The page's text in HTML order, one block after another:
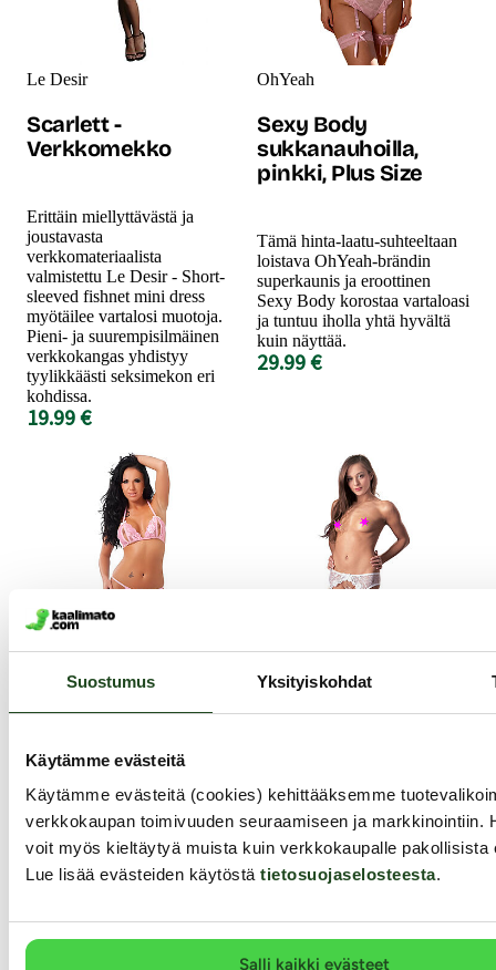
Suostumus Yksityiskohdat
Käytämme evästeitä
Käytämme evästeitä (cookies) kehittääksemme
verkkokaupan toimivuuden seuraamiseen ja markkinointiin.
voit myös kieltäytyä muista kuin verkkokaupalle pakollisista
Lue lisää evästeiden käytöstä tietosuojaselosteesta.
Salli kaikki evästeet
Le Desir
Scarlett -
Verkkomekko
Erittäin miellyttävästä ja
joustavasta
verkkomateriaalista
valmistettu Le Desir - Short-
sleeved fishnet mini dress
myötäilee vartalosi muotoja.
Pieni- ja suurempisilmäinen
verkkokangas yhdistyy
tyylikkäästi seksimekon eri
kohdissa.
19.99 €
OhYeah
Sexy Body
sukkanauhoilla,
pinkki, Plus Size
Tämä hinta-laatu-suhteeltaan
loistava OhYeah-brändin
superkaunis ja eroottinen
Sexy Body korostaa vartaloasi
ja tuntuu iholla yhtä hyvältä
kuin näyttää.
29.99 €
Amorable
Cute - Alusasusetti
Vaaleanpunainen Amorable-
alusasusetti on samaan aikaan
seksikäs ja erittäin herkkä
alusasasu, joka sopii
vietteleviin iltoihisi ja arjen
piristäjäksi! Alusasu on
joustavasta...
26.99 €
NO:XQSE
White Bride -
Valkoinen sukkanauhaliivisetti
ja sukat, jotka sopivat vaikka
hääyön asusteeksi! Venyvästä
helppo pujottaa päälle. Edessä
ja takana viattoman valkoiset